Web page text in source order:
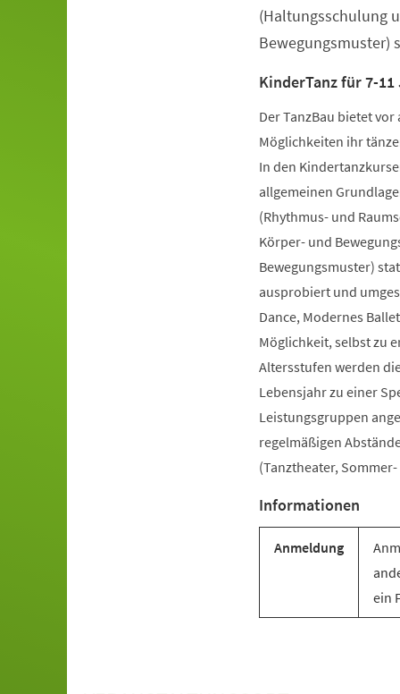
(Haltungsschulung
Bewegungsmuster)
KinderTanz für 7-
Der TanzBau bietet
Möglichkeiten ihr
In den
allgemeinen
(Rhythmus- und
Körper- und
Bewegungsmuster)
ausprobiert und
Dance, Modernes
Möglichkeit, selbst zu
Altersstufen werden
Lebensjahr zu einer
Leistungsgruppen
regelmäßigen
(Tanztheater,
Informationen
Anmeldung
ein